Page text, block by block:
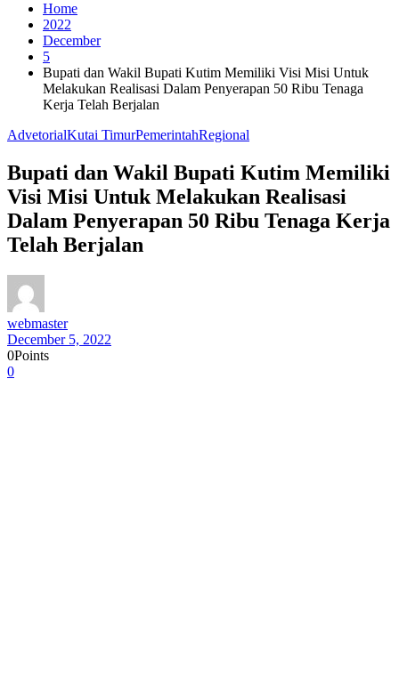
Home
2022
December
5
Bupati dan Wakil Bupati Kutim Memiliki Visi Misi Untuk
Melakukan Realisasi Dalam Penyerapan 50 Ribu Tenaga
Kerja Telah Berjalan
AdvetorialKutai TimurPemerintahRegional
Bupati dan Wakil Bupati Kutim Memiliki
Visi Misi Untuk Melakukan Realisasi
Dalam Penyerapan 50 Ribu Tenaga Kerja
Telah Berjalan
webmaster
December 5, 2022
0Points
0